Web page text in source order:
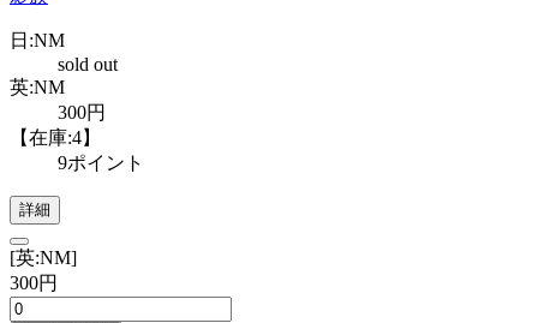
日:NM
sold out
英:NM
300円
【在庫:4】
9ポイント
詳細
[英:NM]
300円